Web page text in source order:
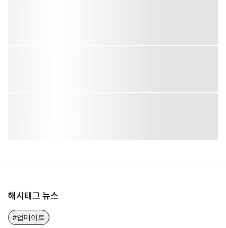
해시태그 뉴스
#업데이트